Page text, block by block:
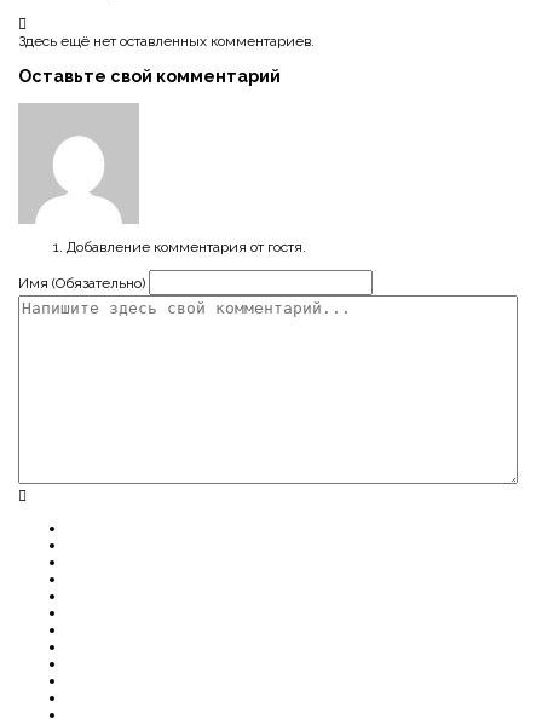
Здесь ещё нет оставленных комментариев.
Оставьте свой комментарий
Добавление комментария от гостя.
Имя (Обязательно)